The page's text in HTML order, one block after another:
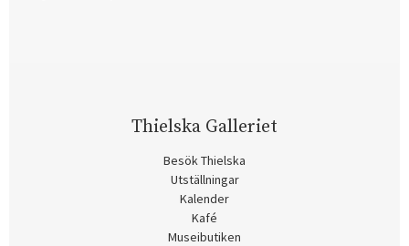
Thielska Galleriet
Besök Thielska
Utställningar
Kalender
Kafé
Museibutiken